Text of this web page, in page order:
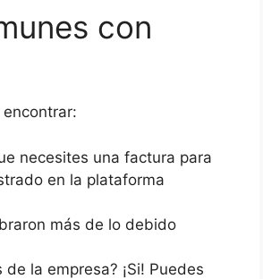
con
necesites una factura para
en la plataforma
más de lo debido
la empresa? ¡Si! Puedes